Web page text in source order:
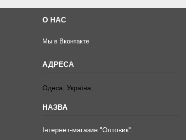
О НАС
Мы в Вконтакте
Одеса, Україна
Інтернет-магазин "Оптовик"